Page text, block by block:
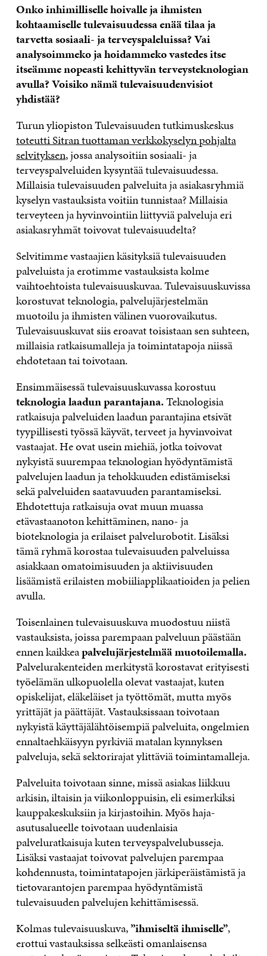
Onko inhimilliselle hoivalle ja ihmisten
kohtaamiselle tulevaisuudessa enää tilaa ja
tarvetta sosiaali- ja terveyspaleluissa? Vai
analysoimmeko ja hoidammeko vastedes itse
itseämme nopeasti kehittyvän terveysteknologian
avulla? Voisiko nämä tulevaisuudenvisiot
yhdistää?
Turun yliopiston Tulevaisuuden tutkimuskeskus
toteutti Sitran tuottaman verkkokyselyn pohjalta
selvityksen, jossa analysoitiin sosiaali- ja
terveyspalveluiden kysyntää tulevaisuudessa.
Millaisia tulevaisuuden palveluita ja asiakasryhmiä
kyselyn vastauksista voitiin tunnistaa? Millaisia
terveyteen ja hyvinvointiin liittyviä palveluja eri
asiakasryhmät toivovat tulevaisuudelta?
Selvitimme vastaajien käsityksiä tulevaisuuden
palveluista ja erotimme vastauksista kolme
vaihtoehtoista tulevaisuuskuvaa. Tulevaisuuskuvissa
korostuvat teknologia, palvelujärjestelmän
muotoilu ja ihmisten välinen vuorovaikutus.
Tulevaisuuskuvat siis eroavat toisistaan sen suhteen,
millaisia ratkaisumalleja ja toimintatapoja niissä
ehdotetaan tai toivotaan.
Ensimmäisessä tulevaisuuskuvassa korostuu
teknologia laadun parantajana.Teknologisia
ratkaisuja palveluiden laadun parantajina etsivät
tyypillisesti työssä käyvät, terveet ja hyvinvoivat
vastaajat. He ovat usein miehiä, jotka toivovat
nykyistä suurempaa teknologian hyödyntämistä
palvelujen laadun ja tehokkuuden edistämiseksi
sekä palveluiden saatavuuden parantamiseksi.
Ehdotettuja ratkaisuja ovat muun muassa
etävastaanoton kehittäminen, nano- ja
bioteknologia ja erilaiset palvelurobotit. Lisäksi
tämä ryhmä korostaa tulevaisuuden palveluissa
asiakkaan omatoimisuuden ja aktiivisuuden
lisäämistä erilaisten mobiiliapplikaatioiden ja pelien
avulla.
Toisenlainen tulevaisuuskuva muodostuu niistä
vastauksista, joissa parempaan palveluun päästään
ennen kaikkeapalvelujärjestelmää muotoilemalla.
Palvelurakenteiden merkitystä korostavat erityisesti
työelämän ulkopuolella olevat vastaajat, kuten
opiskelijat, eläkeläiset ja työttömät, mutta myös
yrittäjät ja päättäjät. Vastauksissaan toivotaan
nykyistä käyttäjälähtöisempiä palveluita, ongelmien
ennaltaehkäisyyn pyrkiviä matalan kynnyksen
palveluja, sekä sektorirajat ylittäviä toimintamalleja.
Palveluita toivotaan sinne, missä asiakas liikkuu
arkisin, iltaisin ja viikonloppuisin, eli esimerkiksi
kauppakeskuksiin ja kirjastoihin. Myös haja-
asutusalueelle toivotaan uudenlaisia
palveluratkaisuja kuten terveyspalvelubusseja.
Lisäksi vastaajat toivovat palvelujen parempaa
kohdennusta, toimintatapojen järkiperäistämistä ja
tietovarantojen parempaa hyödyntämistä
tulevaisuuden palvelujen kehittämisessä.
Kolmas tulevaisuuskuva,”ihmiseltä ihmiselle”,
erottui vastauksissa selkeästi omanlaisensa